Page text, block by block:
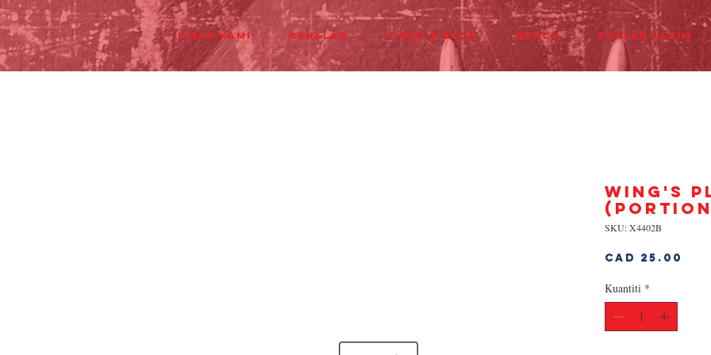
Kisah Kami Kenalan Video & Blog Merch Soalan Lazim
WING'S
SKU: X4402B
CAD 25.00
Kuantiti *